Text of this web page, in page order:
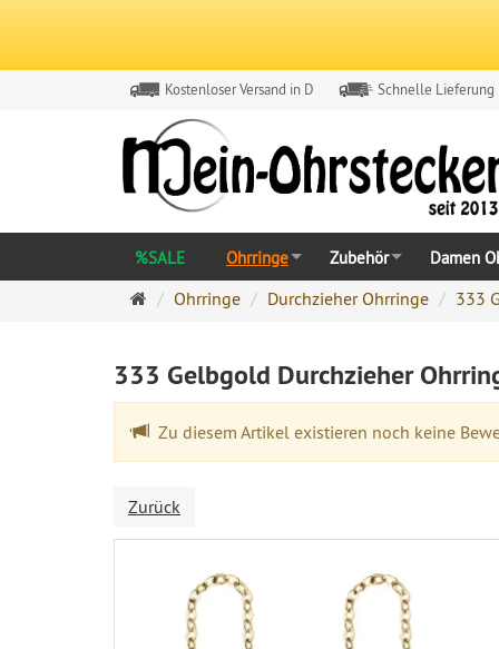
Kostenloser Versand in D Schnelle Lieferung
%SALE Ohrringe Zubehör Damen
Ohrringe
Ohrringe Durchzieher Ohrringe 333
333 Gelbgold Durchzieher
Zu diesem Artikel existieren noch keine
Zurück